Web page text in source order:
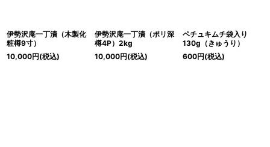
伊勢沢庵一丁漬（木製化
粧樽9寸）
10,000円(税込)
伊勢沢庵一丁漬（ポリ深
樽4P）2kg
10,000円(税込)
ペチュキムチ袋入り
130g（きゅうり）
600円(税込)